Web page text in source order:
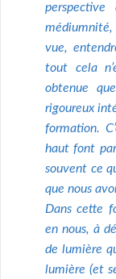
médiumnité,
vue,
tout cela
obtenue
rigoureux
formation.
haut font
souvent ce
que nous
Dans cette
en nous, à
de lumière
lumière (et